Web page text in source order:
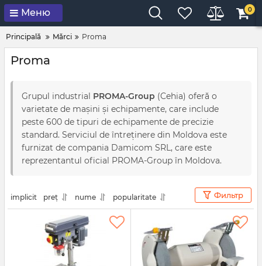
Меню 0
Principală Mărci Proma
Proma
Grupul industrial PROMA-Group (Cehia) oferă o
varietate de mașini și echipamente, care include
peste 600 de tipuri de echipamente de precizie
standard. Serviciul de întreținere din Moldova este
furnizat de compania Damicom SRL, care este
reprezentantul oficial PROMA-Group în Moldova.
implicit preț nume popularitate Фильтр